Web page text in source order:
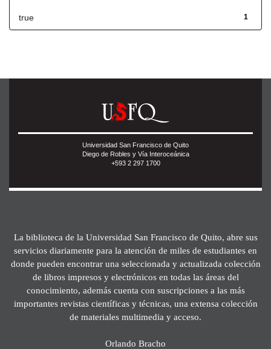
1
true
Universidad San Francisco de Quito
Diego de Robles y Vía Interoceánica
+593 2 297 1700
La biblioteca de la Universidad San Francisco de Quito, abre sus
servicios diariamente para la atención de miles de estudiantes en
donde pueden encontrar una seleccionada y actualizada colección
de libros impresos y electrónicos en todas las áreas del
conocimiento, además cuenta con suscripciones a las más
importantes revistas científicas y técnicas, una extensa colección
de materiales multimedia y acceso.
Orlando Bracho